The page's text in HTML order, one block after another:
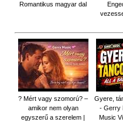
Romantikus magyar dal
? Mért vagy szomorú? –
amikor nem olyan
egyszerű a szerelem |
Gyere,
- Gerry
Music